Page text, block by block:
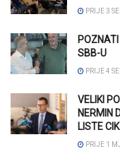
PRIJE 3
SBB-U
PRIJE 4
VELIKI
NERMIN
LISTE
PRIJE 1